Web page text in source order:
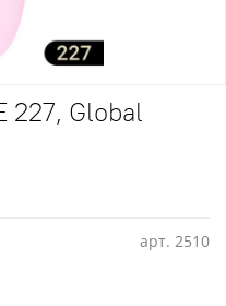
арт. 2510
227, Global